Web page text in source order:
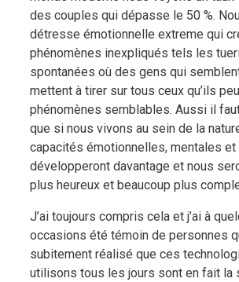
des couples qui dépasse le 50 %.
détresse émotionnelle extreme qui
phénomènes inexpliqués tels les
spontanées où des gens qui
mettent à tirer sur tous ceux qu’ils
phénomènes semblables. Aussi il
que si nous vivons au sein de la
capacités émotionnelles, mentales
développeront davantage et nous
plus heureux et beaucoup plus
J’ai toujours compris cela et j’ai à
occasions été témoin de personnes
subitement réalisé que ces
utilisons tous les jours sont en fait la